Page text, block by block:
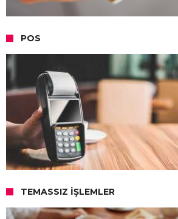
POS
TEMASSIZ İŞLEMLER